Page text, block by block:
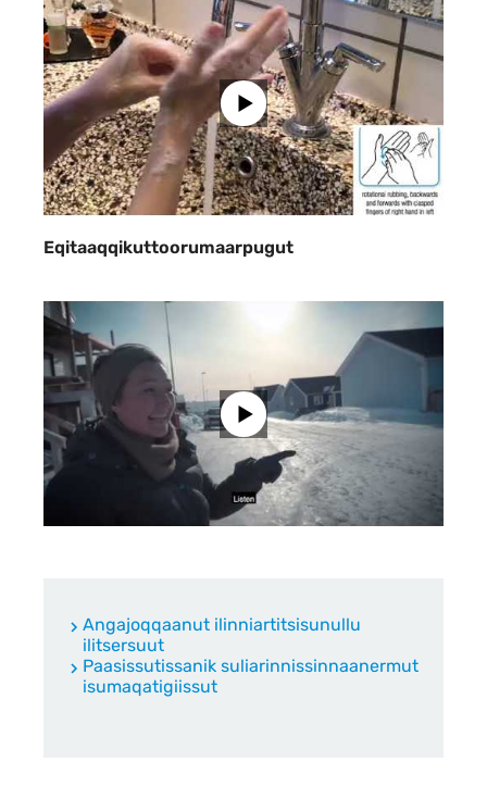
Eqitaaqqikuttoorumaarpugut
Angajoqqaanut ilinniartitsisunullu
ilitsersuut
Paasissutissanik suliarinnissinnaanermut
isumaqatigiissut